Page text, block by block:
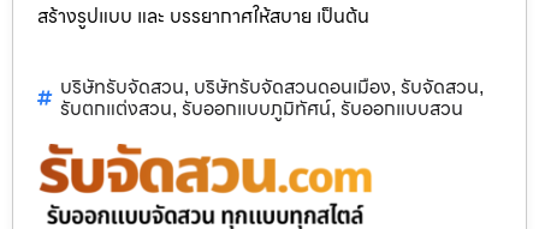
สร้างรูปแบบ และ บรรยากาศให้สบาย เป็นต้น
บริษัทรับจัดสวน, บริษัทรับจัดสวนดอนเมือง, รับจัดสวน,
รับตกแต่งสวน, รับออกแบบภูมิทัศน์, รับออกแบบสวน